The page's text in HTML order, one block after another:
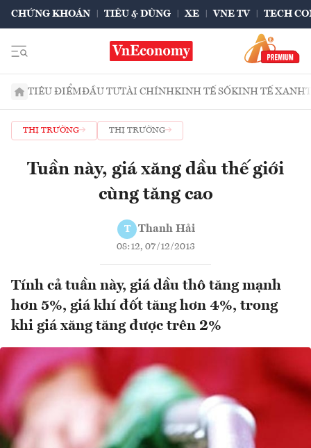
CHỨNG KHOÁN TIÊU & DÙNG XE VNE TV TECH
TIÊU ĐIỂMĐẦU TƯTÀI CHÍNHKINH TẾ SỐKINH TẾ XANH
THỊ TRƯỜNG THỊ TRƯỜNG
Tuần này, giá xăng dầu thế giới
cùng tăng cao
T Thanh Hải
08:12, 07/12/2013
Tính cả tuần này, giá dầu thô tăng mạnh
hơn 5%, giá khí đốt tăng hơn 4%, trong
khi giá xăng tăng được trên 2%